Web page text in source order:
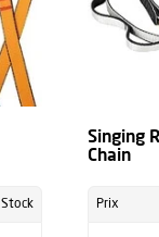
sa fonction.
Stock
Singing
Chain
Prix